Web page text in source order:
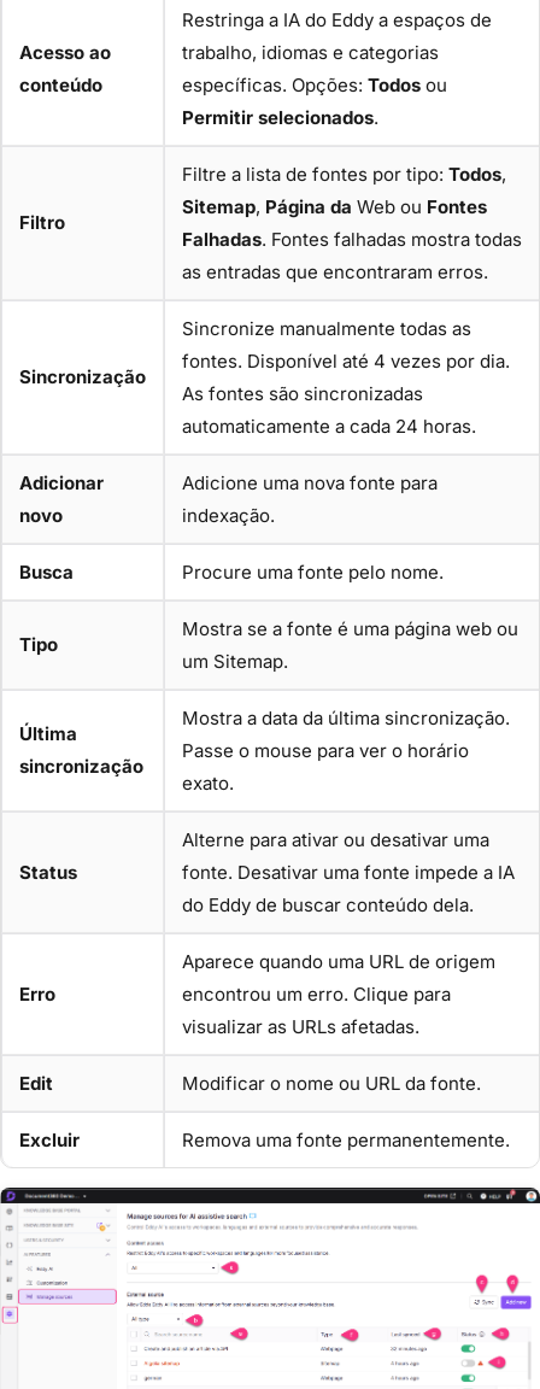
Acesso ao
conteúdo
Restringa a IA do Eddy a espaços de
trabalho, idiomas e categorias
específicas. Opções: Todos ou
Permitir selecionados.
Filtro
Filtre a lista de fontes por tipo: Todos,
Sitemap, Página da Web ou Fontes
Falhadas. Fontes falhadas mostra todas
as entradas que encontraram erros.
Sincronização
Sincronize manualmente todas as
fontes. Disponível até 4 vezes por dia.
As fontes são sincronizadas
automaticamente a cada 24 horas.
Adicionar
novo
Adicione uma nova fonte para
indexação.
Busca Procure uma fonte pelo nome.
Tipo
Mostra se a fonte é uma página web ou
um Sitemap.
Última
sincronização
Mostra a data da última sincronização.
Passe o mouse para ver o horário
exato.
Status
Alterne para ativar ou desativar uma
fonte. Desativar uma fonte impede a IA
do Eddy de buscar conteúdo dela.
Erro
Aparece quando uma URL de origem
encontrou um erro. Clique para
visualizar as URLs afetadas.
Edit Modificar o nome ou URL da fonte.
Excluir Remova uma fonte permanentemente.